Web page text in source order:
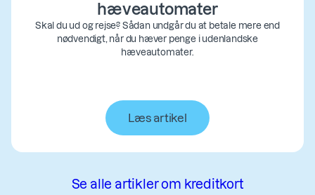
hæveautomater
Skal du ud og rejse? Sådan undgår du at betale mere end
nødvendigt, når du hæver penge i udenlandske
hæveautomater.
Læs artikel
Se alle artikler om kreditkort